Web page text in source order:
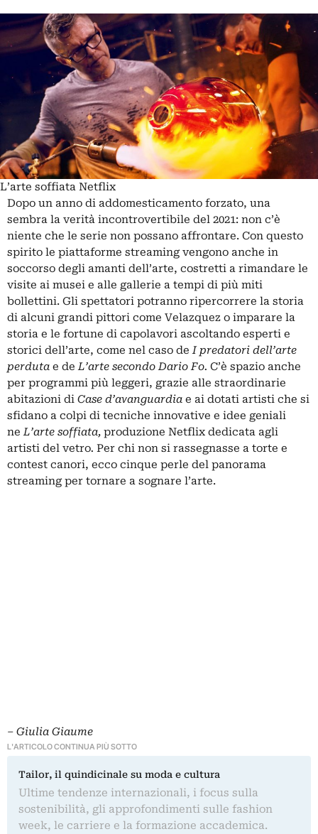
L’arte soffiata Netflix
Dopo un anno di addomesticamento forzato, una
sembra la verità incontrovertibile del 2021: non c’è
niente che le serie non possano affrontare. Con questo
spirito le piattaforme streaming vengono anche in
soccorso degli amanti dell’arte, costretti a rimandare le
visite ai musei e alle gallerie a tempi di più miti
bollettini. Gli spettatori potranno ripercorrere la storia
di alcuni grandi pittori come Velazquez o imparare la
storia e le fortune di capolavori ascoltando esperti e
storici dell’arte, come nel caso deI predatori dell’arte
perduta e deL’arte secondo Dario Fo. C’è spazio anche
per programmi più leggeri, grazie alle straordinarie
abitazioni di Case d’avanguardia e ai dotati artisti che si
sfidano a colpi di tecniche innovative e idee geniali
neL’arte soffiata, produzione Netflix dedicata agli
artisti del vetro. Per chi non si rassegnasse a torte e
contest canori, ecco cinque perle del panorama
streaming per tornare a sognare l’arte.
– Giulia Giaume
L'ARTICOLO CONTINUA PIÙ SOTTO
Tailor, il quindicinale su moda e cultura
Ultime tendenze internazionali, i focus sulla
sostenibilità, gli approfondimenti sulle fashion
week, le carriere e la formazione accademica.